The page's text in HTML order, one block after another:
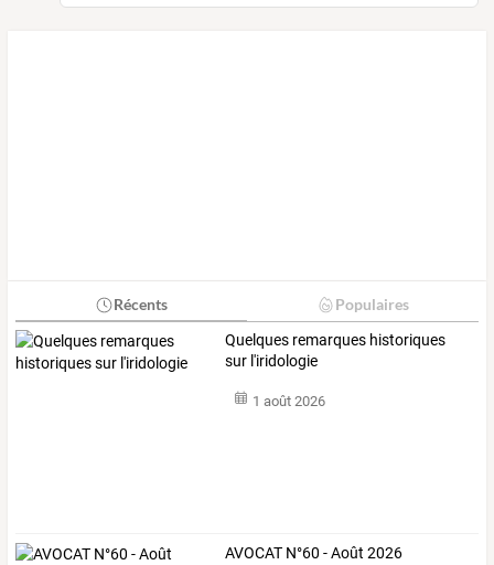
Récents Populaires
Quelques remarques historiques
sur l'iridologie
1 août 2026
AVOCAT N°60 - Août 2026